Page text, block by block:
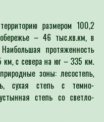
размером 100,2
– 46 тыс.кв.км, в
протяженность
км, с севера на юг – 335 км.
зоны: лесостепь,
сухая степь с темно-
степь со светло-